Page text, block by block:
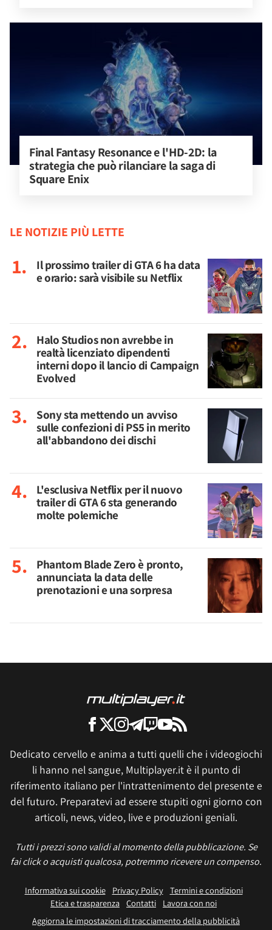
Final Fantasy Resonance e l'HD-2D: la
strategia che può rilanciare la saga di
Square Enix
LE NOTIZIE PIÙ LETTE
Il prossimo trailer di GTA 6 ha data
e orario: sarà visibile su Netflix
Halo Studios non avrebbe in
realtà licenziato dipendenti
interni dopo il lancio di Campaign
Evolved
Sony sta mettendo un avviso
sulle confezioni di PS5 in merito
all'abbandono dei dischi
L'esclusiva Netflix per il nuovo
trailer di GTA 6 sta generando
molte polemiche
Phantom Blade Zero è pronto,
annunciata la data delle
prenotazioni e una sorpresa
Dedicato cervello e anima a tutti quelli che i videogiochi
li hanno nel sangue, Multiplayer.it è il punto di
riferimento italiano per l'intrattenimento del presente e
del futuro. Preparatevi ad essere stupiti ogni giorno con
articoli, news, video, live e produzioni geniali.
Tutti i prezzi sono validi al momento della pubblicazione. Se
fai click o acquisti qualcosa, potremmo ricevere un compenso.
Informativa sui cookie Privacy Policy
Termini e condizioni
Etica e trasparenza Contatti
Lavora con noi
Aggiorna le impostazioni di tracciamento della pubblicità